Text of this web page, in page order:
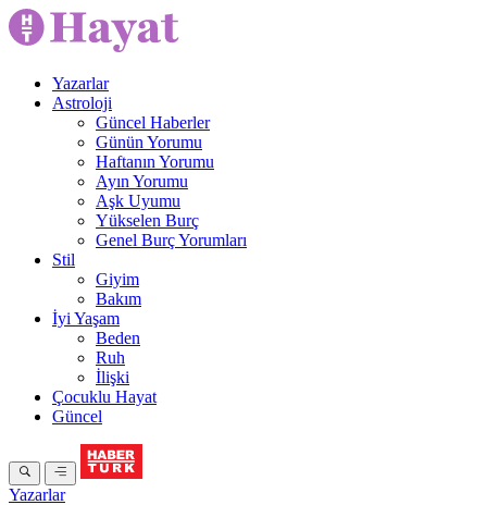
Yazarlar
Astroloji
Güncel Haberler
Günün Yorumu
Haftanın Yorumu
Ayın Yorumu
Aşk Uyumu
Yükselen Burç
Genel Burç Yorumları
Stil
Giyim
Bakım
İyi Yaşam
Beden
Ruh
İlişki
Çocuklu Hayat
Güncel
Yazarlar